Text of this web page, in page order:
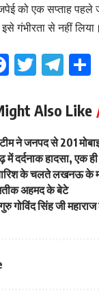
को एक सप्ताह पहले
गंभीरता से नहीं लिया।
Facebook
Twitter
Also Like
ने जनपद से 201
में दर्दनाक हादसा, एक
के चलते लखनऊ के
अहमद के बेटे
गोविंद सिंह जी